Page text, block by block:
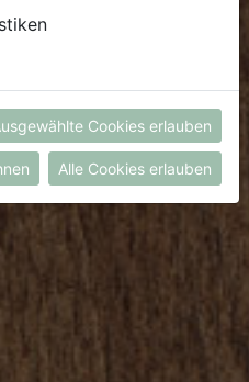
findest du alle
Cookies, du kannst
du erlauben
du in unserer
imImpressum
Cookies erlauben
Alle Cookies erlauben